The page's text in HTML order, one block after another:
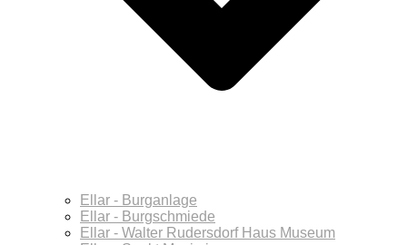
Ellar - Burganlage
Ellar - Burgschmiede
Ellar - Walter Rudersdorf Haus Museum